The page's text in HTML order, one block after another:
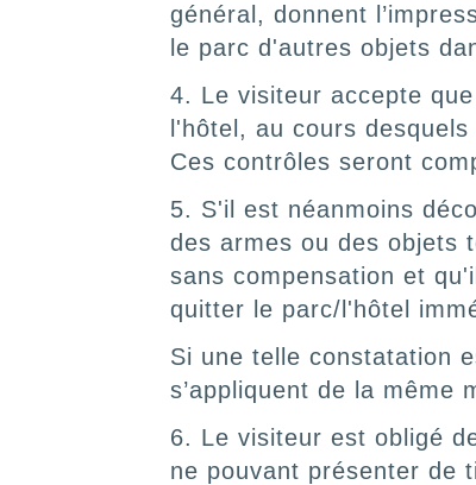
général, donnent
le parc d'autres objets
4. Le visiteur accepte
l'hôtel, au cours
Ces contrôles seront
5. S'il est néanmoins
des armes ou des objets
sans compensation et
quitter le parc/l'hôtel
Si une telle constatation
s’appliquent de la même
6. Le visiteur est obligé
ne pouvant présenter de